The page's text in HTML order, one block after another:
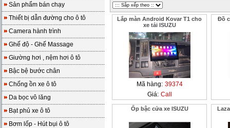
Sản phẩm bán chạy
Thiết bị dẫn đường cho ô tô
Camera hành trình
Ghế độ - Ghế Massage
Giường hơi , nệm hơi ô tô
Bậc bệ bước chân
Chống ồn xe ô tô
Da bọc vô lăng
Bạt phủ xe ô tô
Bơm lốp - Hút bụi ô tô
Lắp màn Android Kovar T1 cho
xe tải ISUZU
Mã hàng: 39374
Giá: Call
Đồ
Ốp bậc cửa xe ISUZU